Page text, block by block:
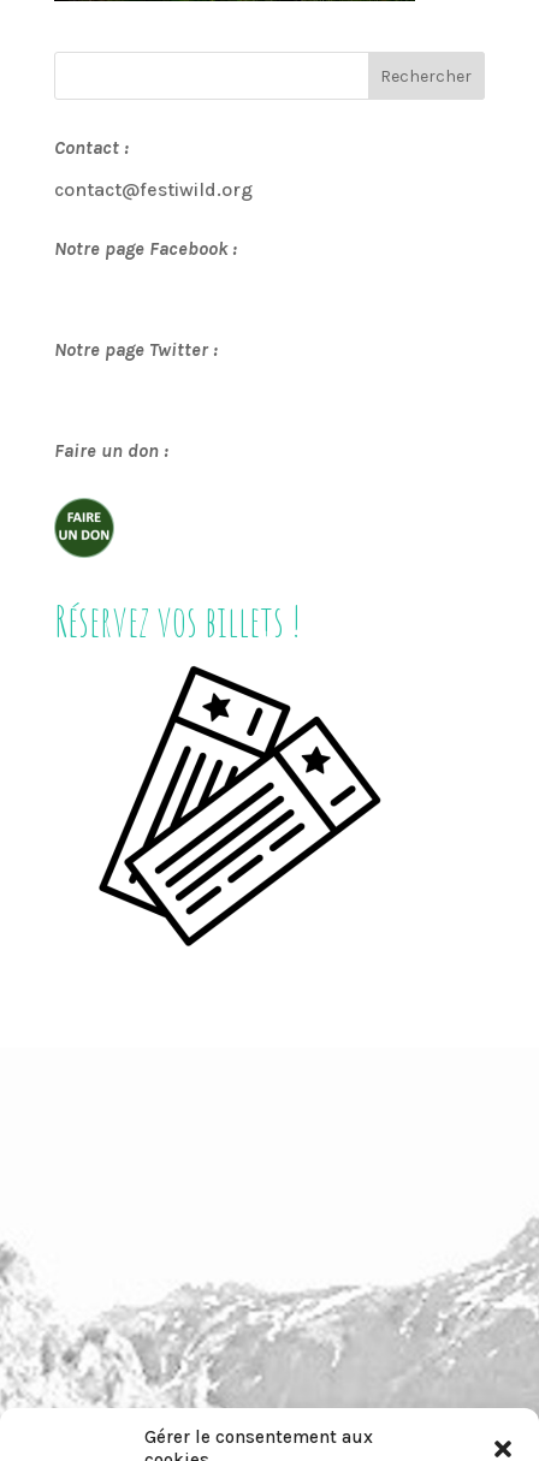
Gérer le consentement aux
Contact :
contact@festiwild.org
Notre page Facebook :
Notre page Twitter :
Faire un don :
Réservez vos billets !